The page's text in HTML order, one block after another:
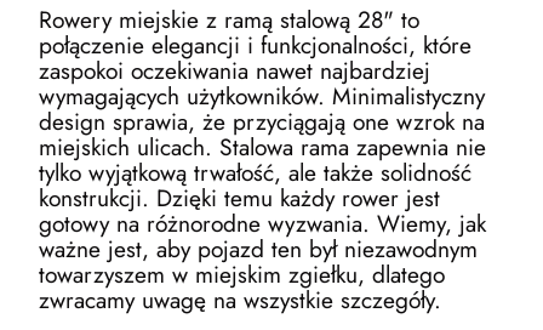
Rowery miejskie z ramą stalową 28" to
połączenie elegancji i funkcjonalności, które
zaspokoi oczekiwania nawet najbardziej
wymagających użytkowników. Minimalistyczny
design sprawia, że przyciągają one wzrok na
miejskich ulicach. Stalowa rama zapewnia nie
tylko wyjątkową trwałość, ale także solidność
konstrukcji. Dzięki temu każdy rower jest
gotowy na różnorodne wyzwania. Wiemy, jak
ważne jest, aby pojazd ten był niezawodnym
towarzyszem w miejskim zgiełku, dlatego
zwracamy uwagę na wszystkie szczegóły.